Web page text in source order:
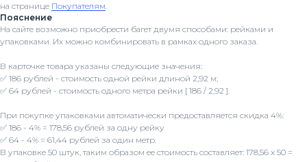
на странице Покупателям.
Пояснение
На сайте возможно приобрести багет двумя способами: рейками и
упаковками. Их можно комбинировать в рамках одного заказа.
В карточке товара указаны следующие значения:
✅ 186 рублей - стоимость одной рейки длиной 2,92 м;
✅ 64 рублей - стоимость одного метра рейки [ 186 / 2,92 ].
При покупке упаковками автоматически предоставляется скидка 4%:
✅ 186 - 4% = 178,56 рублей за одну рейку
✅ 64 - 4% = 61,44 рублей за один метр.
В упаковке 50 штук, таким образом ее стоимость составляет: 178,56 x 50 =